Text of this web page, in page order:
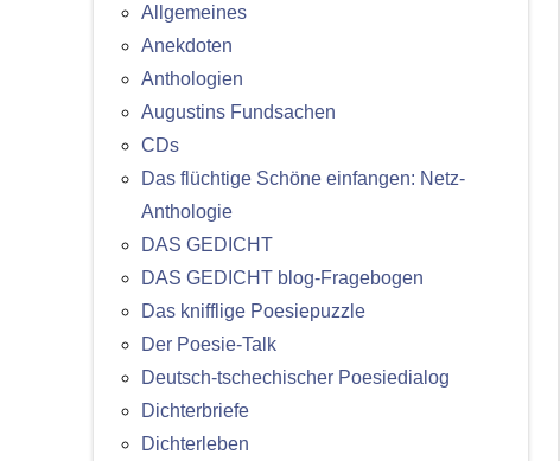
Allgemeines
Anekdoten
Anthologien
Augustins Fundsachen
CDs
Das flüchtige Schöne einfangen: Netz-
Anthologie
DAS GEDICHT
DAS GEDICHT blog-Fragebogen
Das knifflige Poesiepuzzle
Der Poesie-Talk
Deutsch-tschechischer Poesiedialog
Dichterbriefe
Dichterleben